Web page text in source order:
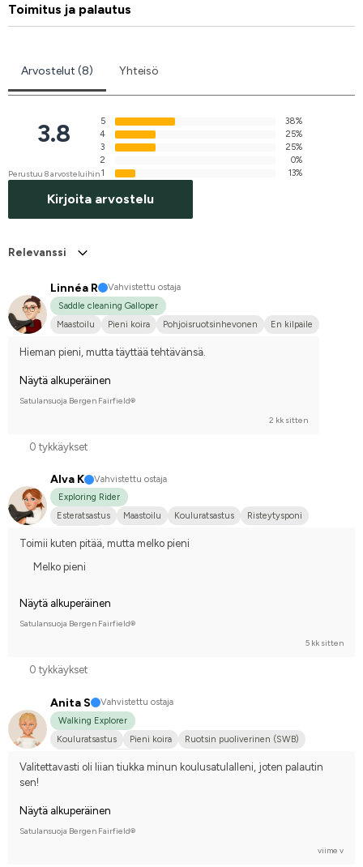
Toimitus ja palautus
Arvostelut (8) Yhteisö
3.8
Perustuu 8 arvosteluihin
5
38%
4
25%
3
25%
2
0%
1
13%
Kirjoita arvostelu
Relevanssi
Linnéa R
Vahvistettu ostaja
Saddle cleaning Galloper
Maastoilu
Pieni koira Pohjoisruotsinhevonen En kilpaile
Hieman pieni, mutta täyttää tehtävänsä.
Näytä alkuperäinen
Satulansuoja Bergen Fairfield®
2 kk sitten
0 tykkäykset
Alva K
Vahvistettu ostaja
Exploring Rider
Esteratsastus
Maastoilu Kouluratsastus
Risteytysponi
Toimii kuten pitää, mutta melko pieni
Melko pieni
Näytä alkuperäinen
Satulansuoja Bergen Fairfield®
5 kk sitten
0 tykkäykset
Anita S
Vahvistettu ostaja
Walking Explorer
Kouluratsastus
Pieni koira
Ruotsin puoliverinen (SWB)
Valitettavasti oli liian tiukka minun koulusatulalleni, joten palautin
sen!
Näytä alkuperäinen
Satulansuoja Bergen Fairfield®
viime v